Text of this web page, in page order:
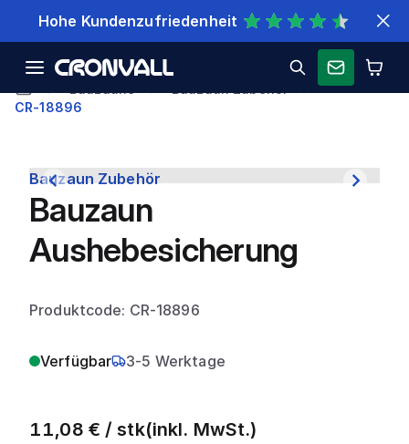
Schnelle Lieferung
CR-18896
Bauzaun Zubehör
Bauzaun
Aushebesicherung
Produktcode: CR-18896
Verfügbar 3-5 Werktage
11,08 € / stk(inkl. MwSt.)